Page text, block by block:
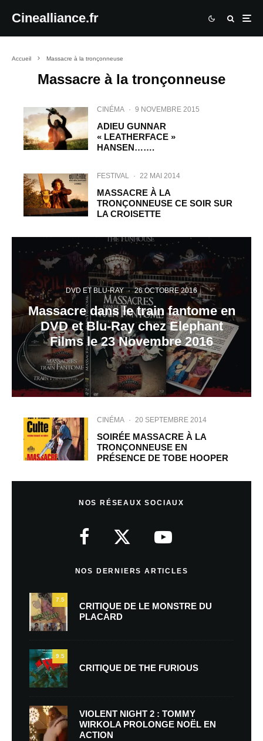
Cinealliance.fr
Accueil Massacre à la tronçonneuse
Massacre à la tronçonneuse
CINÉMA · 9 NOVEMBRE 2015
ADIEU GUNNAR
« LEATHERFACE »
HANSEN…….
FESTIVAL · 22 MAI 2014
MASSACRE À LA
TRONÇONNEUSE CE SOIR SUR
LA CROISETTE
DVD ET BLU-RAY · 26 OCTOBRE 2016
Massacre dans le train fantome en
DVD et Blu-Ray chez Elephant
Films le 23 Novembre 2016
CINÉMA · 20 SEPTEMBRE 2014
SOIRÉE MASSACRE À LA
TRONÇONNEUSE EN
PRÉSENCE DE TOBE HOOPER
NOS RÉSEAUX SOCIAUX
NOS DERNIERS ARTICLES
7.5
CRITIQUE DE LE MONSTRE DU
PLACARD
9.5
CRITIQUE DE THE FURIOUS
VIOLENT NIGHT 2 : TOMMY
WIRKOLA PROLONGE NOËL EN
ACTION